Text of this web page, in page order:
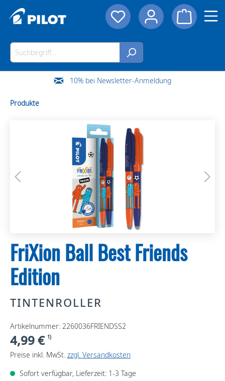
10% bei Newsletter-Anmeldung
Produkte
FriXion Ball Best Friends
Edition
TINTENROLLER
Artikelnummer: 2260036FRIENDSS2
4,99 € 1)
Preise inkl. MwSt. zzgl. Versandkosten
Sofort verfügbar, Lieferzeit: 1-3 Tage